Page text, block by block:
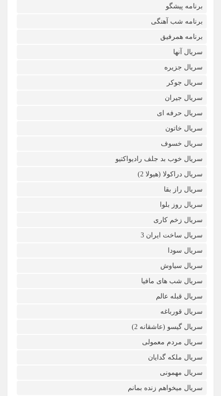
برنامه پیشگو
برنامه شب آهنگی
برنامه همرفیق
سریال آنها
سریال جزیره
سریال جوکر
سریال جیران
سریال حرفه ای
سریال خاتون
سریال خسوف
سریال خوب بد جلف رادیواکتیو
سریال دراکولا (هیولا 2)
سریال راز بقا
سریال روز بلوا
سریال زخم کاری
سریال ساخت ایران 3
سریال سودا
سریال سیاوش
سریال شب های مافیا
سریال قبله عالم
سریال قورباغه
سریال گیسو (عاشقانه 2)
سریال مردم معمولی
سریال ملکه گدایان
سریال مهمونی
سریال میخواهم زنده بمانم